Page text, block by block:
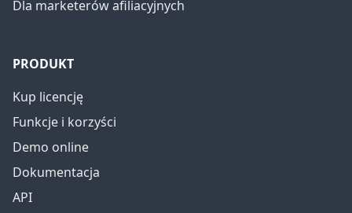
Dla marketerów afiliacyjnych
PRODUKT
Kup licencję
Funkcje i korzyści
Demo online
Dokumentacja
API